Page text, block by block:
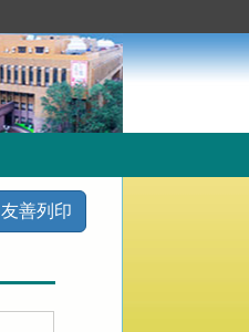
友善列印